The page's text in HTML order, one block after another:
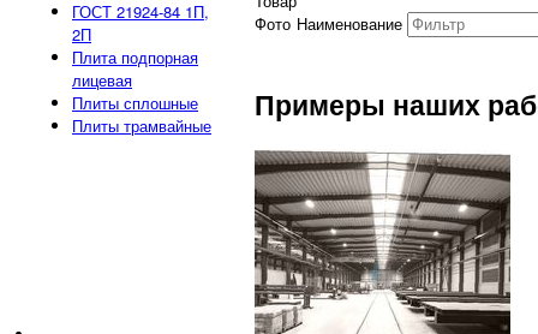
ГОСТ 21924-84 1П,
2П
Плита подпорная
лицевая
Плиты сплошные
Плиты трамвайные
Фото Наименование
Примеры наших